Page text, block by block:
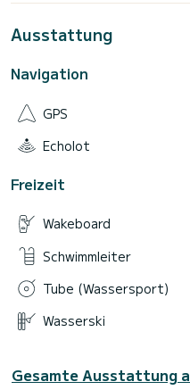
Ausstattung
Navigation
GPS
Echolot
Freizeit
Wakeboard
Schwimmleiter
Tube (Wassersport)
Wasserski
Gesamte Ausstattung